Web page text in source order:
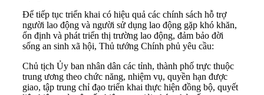
Để tiếp tục triển khai có hiệu quả các chính sách hỗ trợ
người lao động và người sử dụng lao động gặp khó khăn,
ổn định và phát triển thị trường lao động, đảm bảo đời
sống an sinh xã hội, Thủ tướng Chính phủ yêu cầu:
Chủ tịch Ủy ban nhân dân các tỉnh, thành phố trực thuộc
trung ương theo chức năng, nhiệm vụ, quyền hạn được
giao, tập trung chỉ đạo triển khai thực hiện đồng bộ, quyết